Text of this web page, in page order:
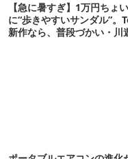
【急に暑すぎ】1万円ちょ
に“歩きやすいサンダル”。
新作なら、普段づかい・川